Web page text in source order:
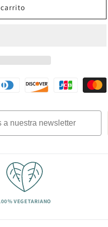
VEGETARIANO